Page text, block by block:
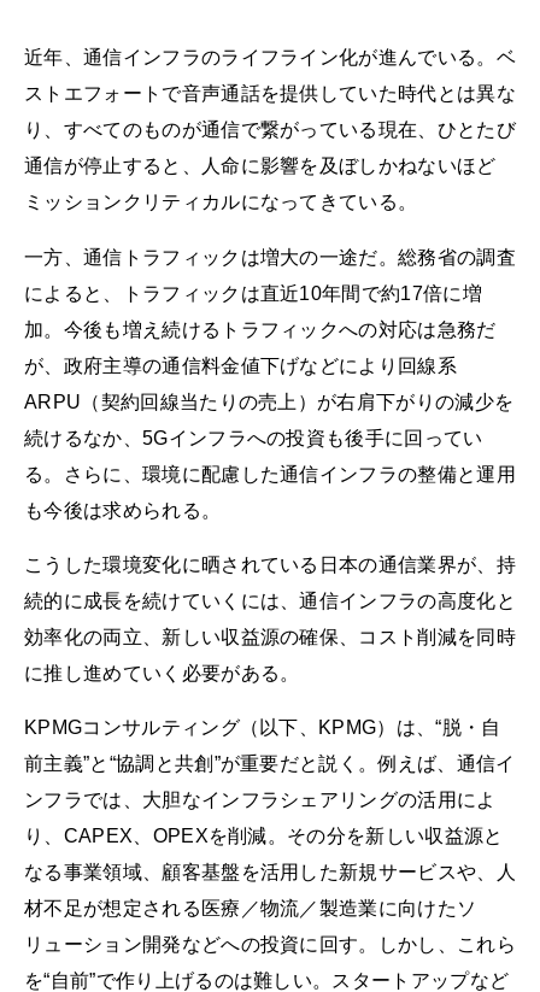
近年、通信インフラのライフライン化が進んでいる。ベ
ストエフォートで音声通話を提供していた時代とは異な
り、すべてのものが通信で繋がっている現在、ひとたび
通信が停止すると、人命に影響を及ぼしかねないほど
ミッションクリティカルになってきている。
一方、通信トラフィックは増大の一途だ。総務省の調査
によると、トラフィックは直近10年間で約17倍に増
加。今後も増え続けるトラフィックへの対応は急務だ
が、政府主導の通信料金値下げなどにより回線系
ARPU（契約回線当たりの売上）が右肩下がりの減少を
続けるなか、5Gインフラへの投資も後手に回ってい
る。さらに、環境に配慮した通信インフラの整備と運用
も今後は求められる。
こうした環境変化に晒されている日本の通信業界が、持
続的に成長を続けていくには、通信インフラの高度化と
効率化の両立、新しい収益源の確保、コスト削減を同時
に推し進めていく必要がある。
KPMGコンサルティング（以下、KPMG）は、“脱・自
前主義”と“協調と共創”が重要だと説く。例えば、通信イ
ンフラでは、大胆なインフラシェアリングの活用によ
り、CAPEX、OPEXを削減。その分を新しい収益源と
なる事業領域、顧客基盤を活用した新規サービスや、人
材不足が想定される医療／物流／製造業に向けたソ
リューション開発などへの投資に回す。しかし、これら
を“自前”で作り上げるのは難しい。スタートアップなど